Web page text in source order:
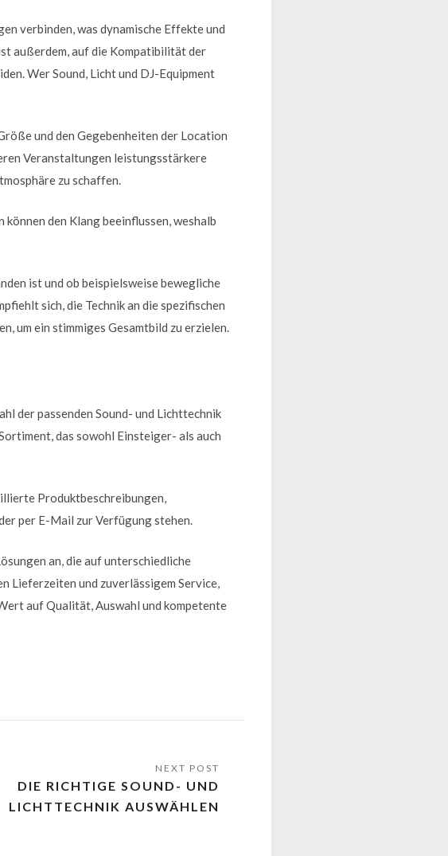
verbinden, was dynamische Effekte und
außerdem, auf die Kompatibilität der
Wer Sound, Licht und DJ-Equipment
und den Gegebenheiten der Location
Veranstaltungen leistungsstärkere
zu schaffen.
den Klang beeinflussen, weshalb
ist und ob beispielsweise bewegliche
sich, die Technik an die spezifischen
um ein stimmiges Gesamtbild zu erzielen.
der passenden Sound- und Lichttechnik
das sowohl Einsteiger- als auch
Produktbeschreibungen,
per E-Mail zur Verfügung stehen.
an, die auf unterschiedliche
Lieferzeiten und zuverlässigem Service,
auf Qualität, Auswahl und kompetente
DIE RICHTIGE SOUND- UND
LICHTTECHNIK AUSWÄHLEN